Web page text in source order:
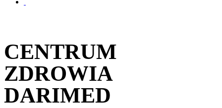
CENTRUM
ZDROWIA
DARIMED